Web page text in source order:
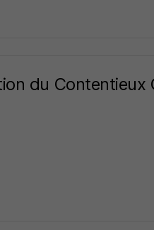
du Contentieux